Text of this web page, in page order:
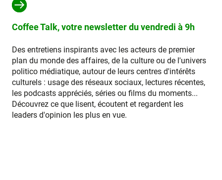
Coffee Talk, votre newsletter du vendredi à 9h
Des entretiens inspirants avec les acteurs de premier
plan du monde des affaires, de la culture ou de l'univers
politico médiatique, autour de leurs centres d'intérêts
culturels : usage des réseaux sociaux, lectures récentes,
les podcasts appréciés, séries ou films du moments...
Découvrez ce que lisent, écoutent et regardent les
leaders d'opinion les plus en vue.